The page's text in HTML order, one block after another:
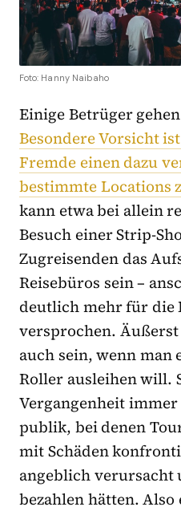
Foto: Hanny Naibaho
Einige Betrüger
Besondere Vorsicht
Fremde einen dazu
bestimmte Locations
kann etwa bei allein
Besuch einer Strip-
Zugreisenden das
Reisebüros sein –
deutlich mehr für die
versprochen.
auch sein, wenn man
Roller ausleihen will.
Vergangenheit
publik, bei denen
mit Schäden
angeblich verursacht
bezahlen hätten.